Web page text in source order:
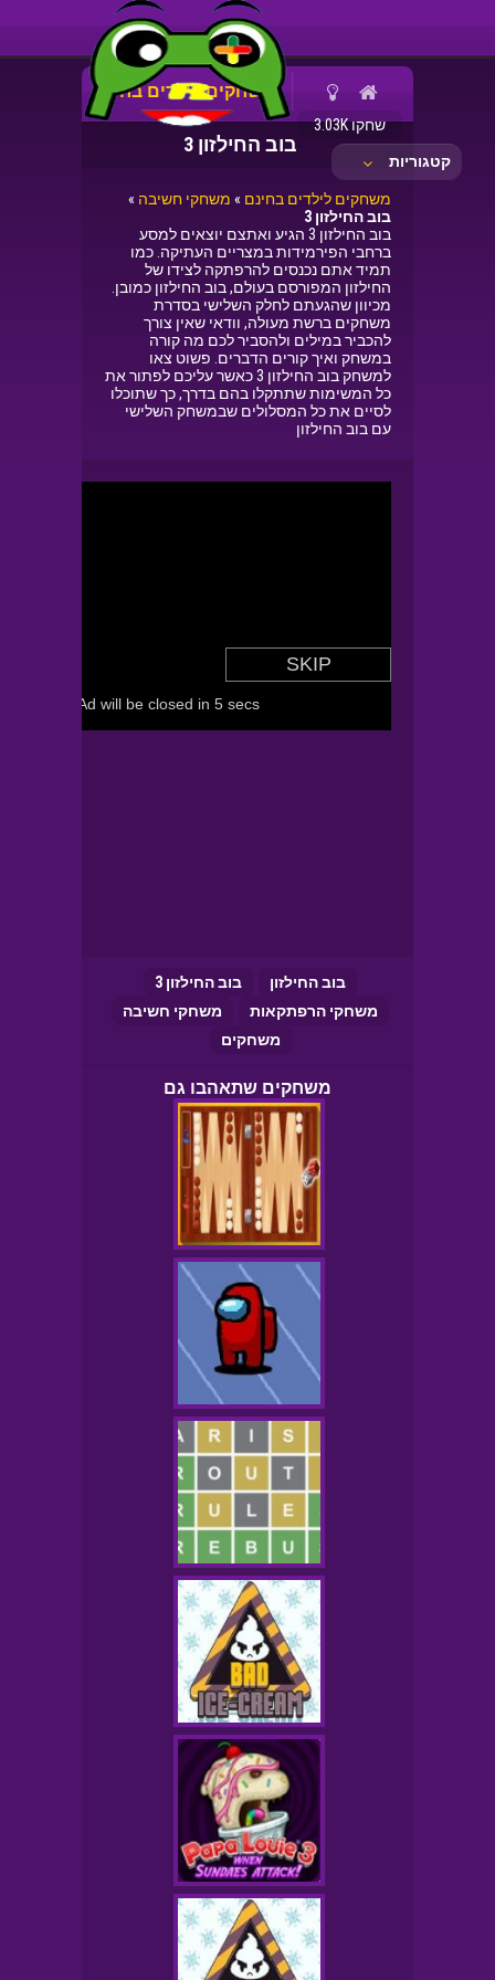
קטגוריות
משחקים לילדים בחינם
שחקו 3.03K
בוב החילזון 3
משחקים לילדים בחינם » משחקי חשיבה »
בוב החילזון 3
בוב החילזון 3 הגיע ואתצם יוצאים למסע
ברחבי הפירמידות במצריים העתיקה. כמו
תמיד אתם נכנסים להרפתקה לצידו של
החילזון המפורסם בעולם, בוב החילזון כמובן.
מכיוון שהגעתם לחלק השלישי בסדרת
משחקים ברשת מעולה, וודאי שאין צורך
להכביר במילים ולהסביר לכם מה קורה
במשחק ואיך קורים הדברים. פשוט צאו
למשחק בוב החילזון 3 כאשר עליכם לפתור את
כל המשימות שתתקלו בהם בדרך, כך שתוכלו
לסיים את כל המסלולים שבמשחק השלישי
עם בוב החילזון
בוב החילזון
בוב החילזון 3
משחקי הרפתקאות
משחקי חשיבה
משחקים
משחקים שתאהבו גם